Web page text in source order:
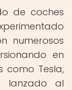
de coches
numerosos
en
como Tesla,
lanzado al